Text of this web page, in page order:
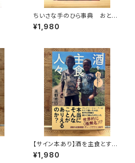
ちいさな手のひら事典 おとぎ
話
¥1,980
【サイン本あり】酒を主食とする
人々 エチオピアの科学的秘境
を旅する
¥1,980